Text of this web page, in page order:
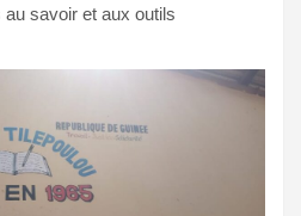
au savoir et aux outils